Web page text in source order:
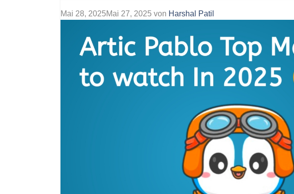
Mai 28, 2025Mai 27, 2025 von Harshal Patil